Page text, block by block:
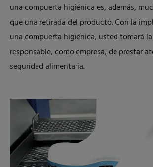
una compuerta higiénica es, además,
que una retirada del producto. Con la
una compuerta higiénica, usted tomará
responsable, como empresa, de prestar
seguridad alimentaria.